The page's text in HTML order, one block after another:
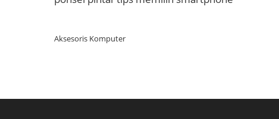
Aksesoris Komputer